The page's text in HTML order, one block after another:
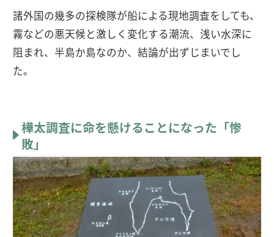
諸外国の幾多の探検隊が船による現地調査をしても、
霧などの悪天候と激しく変化する潮流、浅い水深に
阻まれ、半島か島なのか、結論が出ずじまいでし
た。
樺太調査に命を懸けることになった「惨
敗」